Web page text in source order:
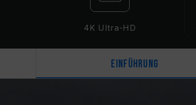
4K Ultra-HD
Einführung